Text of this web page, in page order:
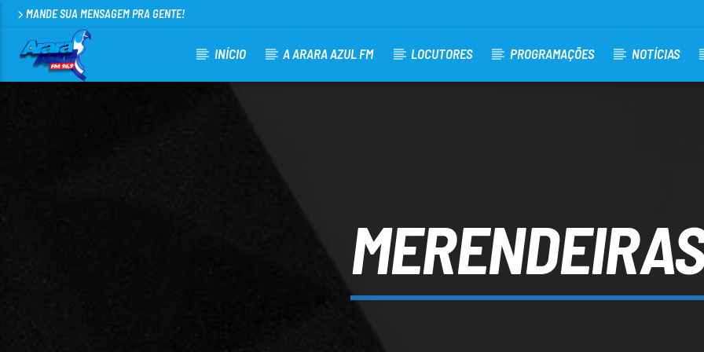
MANDE SUA MENSAGEM PRA GENTE!
INÍCIO A ARARA AZUL FM LOCUTORES PROGRAMAÇÕES NOTÍCIAS